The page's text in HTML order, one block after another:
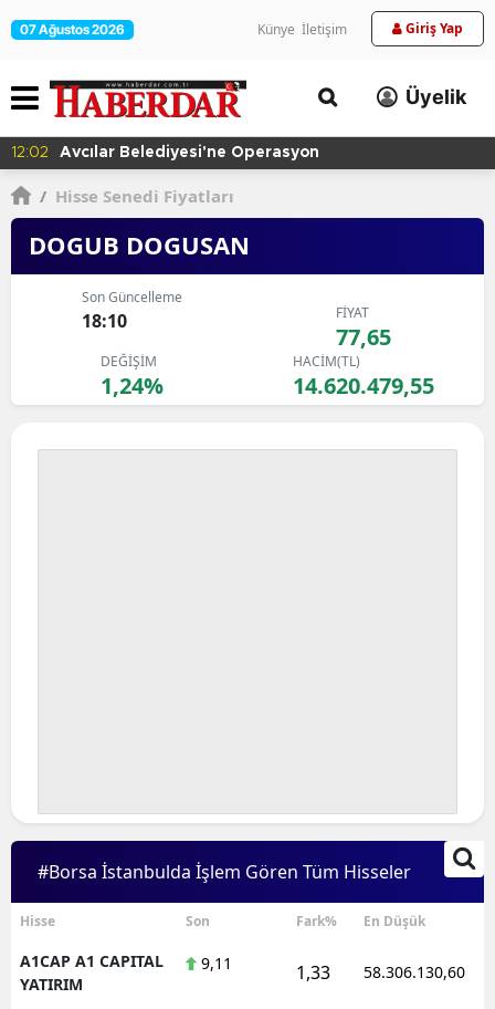
07 Ağustos 2026 Künye İletişim Giriş Yap
Üyelik
12:02 Avcılar Belediyesi'ne Operasyon
/ Hisse Senedi Fiyatları
DOGUB DOGUSAN
Son Güncelleme
18:10 FİYAT
77,65
DEĞİŞİM
1,24%
HACİM(TL)
14.620.479,55
#Borsa İstanbulda İşlem Gören Tüm Hisseler
Hisse Son Fark% En Düşük
A1CAP A1 CAPITAL
YATIRIM
9,11 1,33 58.306.130,60